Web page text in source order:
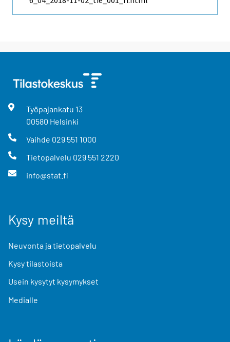
Työpajankatu 13
00580 Helsinki
Vaihde 029 551 1000
Tietopalvelu 029 551 2220
info@stat.fi
Kysy meiltä
Neuvonta ja tietopalvelu
Kysy tilastoista
Usein kysytyt kysymykset
Medialle